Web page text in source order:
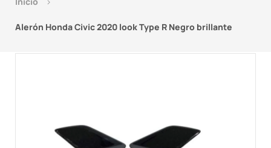
Alerón Honda Civic 2020 look Type R Negro brillante